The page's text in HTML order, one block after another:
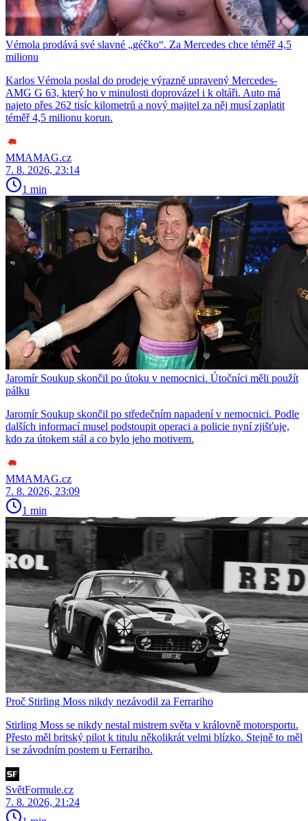
Vémola prodává své slavné „géčko“. Za Mercedes chce téměř 4,5
milionu
Karlos Vémola poslal do prodeje výrazně upravený Mercedes-
AMG G 63, který ho v minulosti doprovázel i k oltáři. Auto má
najeto přes 262 tisíc kilometrů a nový majitel za něj musí zaplatit
téměř 4,5 milionu korun.
MMAMAG.cz
7. 8. 2026, 23:14
1 min
Jaromír Soukup skončil po útoku v nemocnici. Útočníci měli použít
pálku
Jaromír Soukup skončil po středečním napadení v nemocnici. Podle
dalších informací musel podstoupit operaci a policie nyní zjišťuje,
kdo za útokem stál a co bylo jeho motivem.
MMAMAG.cz
7. 8. 2026, 23:09
1 min
Proč Stirling Moss nikdy nezávodil za Ferrariho
Stirling Moss se nikdy nestal mistrem světa v královně motorsportu.
Přesto měl britský pilot k titulu několikrát velmi blízko. Stejně to měl
i se závodním postem u Ferrariho.
SvětFormule.cz
7. 8. 2026, 21:24